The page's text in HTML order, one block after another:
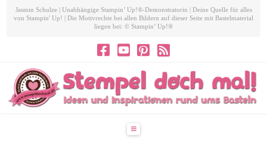
Jasmin Schulze | Unabhängige Stampin’ Up!®-Demonstratorin | Deine Quelle für alles
von Stampin' Up! | Die Motivrechte bei allen Bildern auf dieser Seite mit Bastelmaterial
liegen bei: © Stampin’ Up!®
Navigation